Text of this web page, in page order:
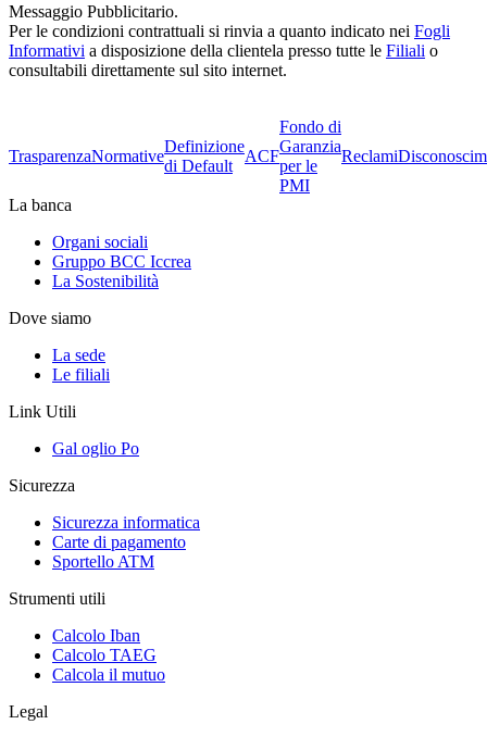
Messaggio Pubblicitario.
Per le condizioni contrattuali si rinvia a quanto indicato nei Fogli
Informativi a disposizione della clientela presso tutte le Filiali o
consultabili direttamente sul sito internet.
TrasparenzaNormative
Definizione
di Default
ACF
Fondo di
Garanzia
per le
PMI
Reclami
La banca
Organi sociali
Gruppo BCC Iccrea
La Sostenibilità
Dove siamo
La sede
Le filiali
Link Utili
Gal oglio Po
Sicurezza
Sicurezza informatica
Carte di pagamento
Sportello ATM
Strumenti utili
Calcolo Iban
Calcolo TAEG
Calcola il mutuo
Legal